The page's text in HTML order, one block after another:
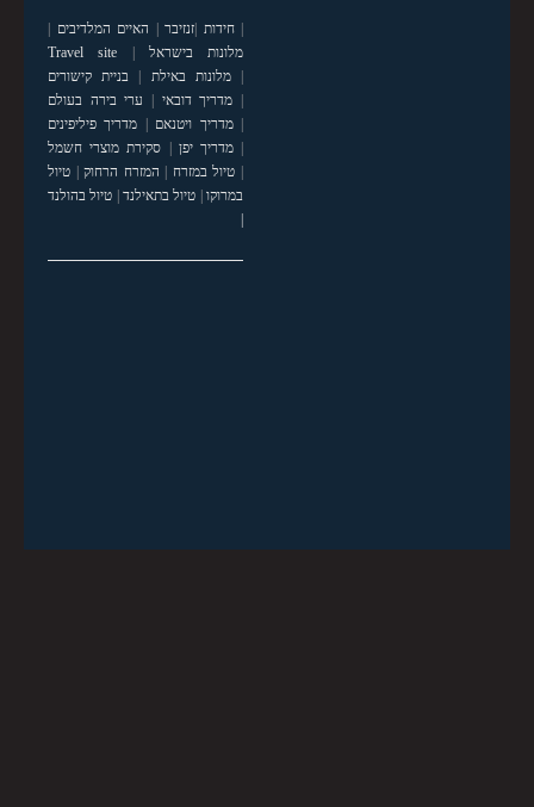
|חידות |זנזיבר | האיים המלדיבים |
מלונות בישראל |
Travel site
|מלונות באילת | בניית קישורים
| מדריך דובאי | ערי בירה בעולם
|מדריך ויטנאם | מדריך פיליפינים
|מדריך יפן | סקירת מוצרי חשמל
| טיול במזרח | המזרח הרחוק| טיול
במרוקו| טיול בתאילנד| טיול בהולנד
|